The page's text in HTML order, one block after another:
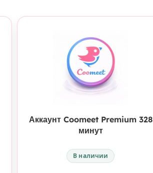
КУПИТЬ
Аккаунт Coomeet Premium 328
минут
В наличии